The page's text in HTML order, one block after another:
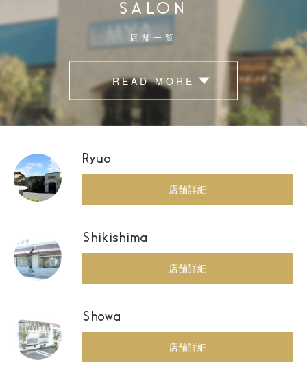
SALON
店舗一覧
READ MORE
Ryuo
店舗詳細
Shikishima
店舗詳細
Showa
店舗詳細